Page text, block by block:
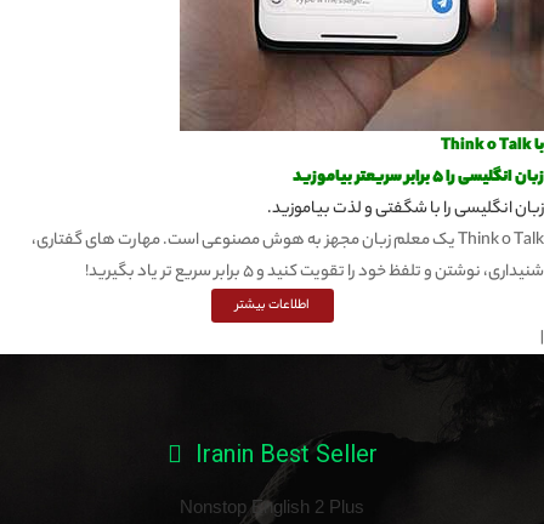
با Think o Talk
زبان انگلیسی را 5 برابر سریعتر بیاموزید
زبان انگلیسی را با شگفتی و لذت بیاموزید.
Think o Talk یک معلم زبان مجهز به هوش مصنوعی است. مهارت های گفتاری،
شنیداری، نوشتن و تلفظ خود را تقویت کنید و 5 برابر سریع تر یاد بگیرید!
اطلاعات بیشتر
|
Iranin Best Seller
Nonstop English 2 Plus